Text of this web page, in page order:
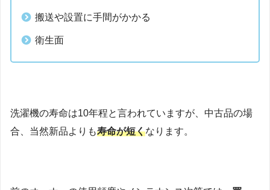
搬送や設置に手間がかかる
衛生面
洗濯機の寿命は10年程と言われていますが、中古品の場
合、当然新品よりも寿命が短くなります。